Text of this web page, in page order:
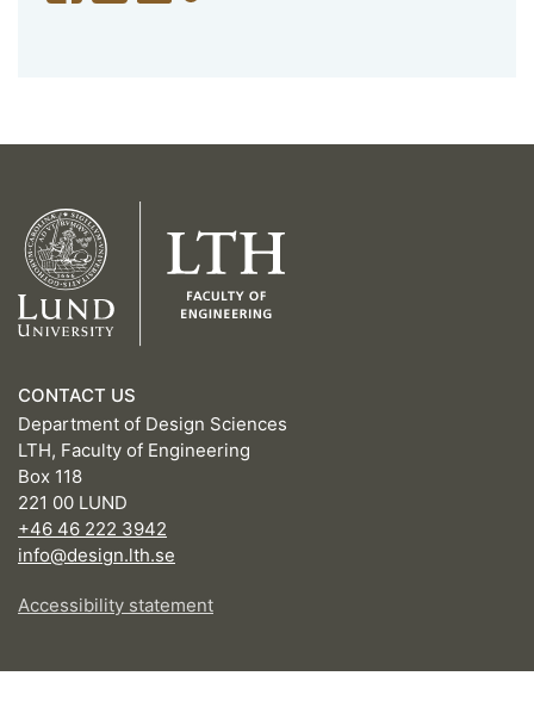
CONTACT US
Department of Design Sciences
LTH, Faculty of Engineering
Box 118
221 00 LUND
+46 46 222 3942
info@design.lth.se
Accessibility statement